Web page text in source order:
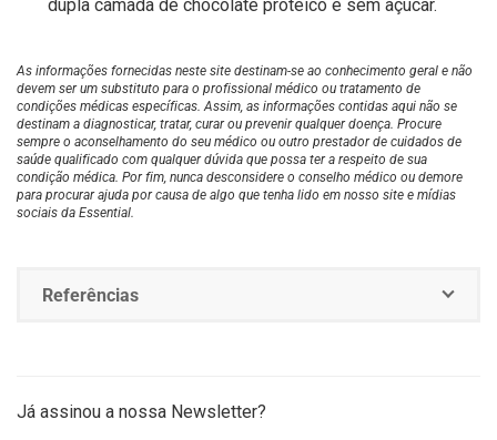
dupla camada de chocolate proteico e sem açúcar.
As informações fornecidas neste site destinam-se ao conhecimento geral e não
devem ser um substituto para o profissional médico ou tratamento de
condições médicas específicas. Assim, as informações contidas aqui não se
destinam a diagnosticar, tratar, curar ou prevenir qualquer doença. Procure
sempre o aconselhamento do seu médico ou outro prestador de cuidados de
saúde qualificado com qualquer dúvida que possa ter a respeito de sua
condição médica. Por fim, nunca desconsidere o conselho médico ou demore
para procurar ajuda por causa de algo que tenha lido em nosso site e mídias
sociais da Essential.
Referências
Já assinou a nossa Newsletter?